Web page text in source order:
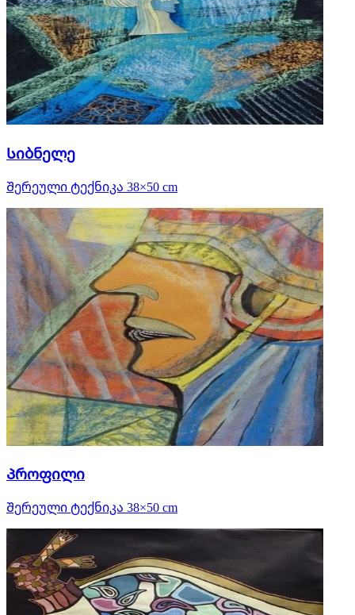
Სიბნელე
Შერეული ტექნიკა 38×50 cm
Პროფილი
Შერეული ტექნიკა 38×50 cm